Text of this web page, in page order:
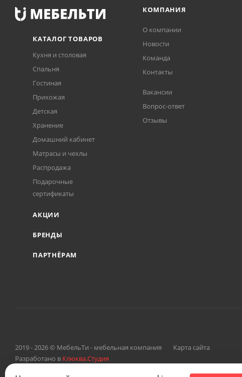
КАТАЛОГ ТОВАРОВ
Кухня и столовая
Спальня
Гостиная
Прихожая
Детская
Хранение
Домашний кабинет
Матрасы и чехлы
Распродажа
Подарочные
сертификаты
АКЦИИ
БРЕНДЫ
ПАРТНЁРАМ
КОМПАНИЯ
О компании
Новости
Команда
Контакты
Вакансии
Вопрос-ответ
Отзывы
2019 - 2026 © МебельТи - мебельная компания
Карта сайта
Разработано в Клюква.Студия